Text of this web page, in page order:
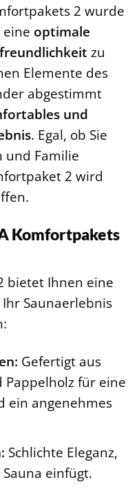
2 wurde
optimale
zu
Elemente des
abgestimmt
und
. Egal, ob Sie
und Familie
2 wird
Komfortpakets
bietet Ihnen eine
Saunaerlebnis
Gefertigt aus
für eine
ein angenehmes
Schlichte Eleganz,
einfügt.